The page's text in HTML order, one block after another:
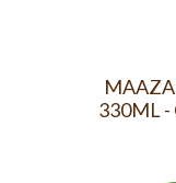
330ML -